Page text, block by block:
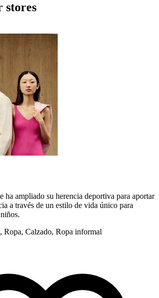
stores
ha ampliado su herencia deportiva para aportar
a través de un estilo de vida único para
Ropa, Calzado, Ropa informal